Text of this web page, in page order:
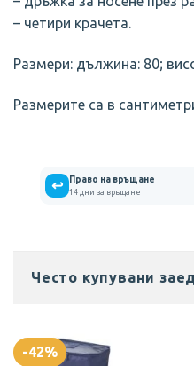
– четири крачета.
Размери: дължина: 80;
Размерите са в
↩ Право на връщане
14 дни за връщане
ТЕКСТИЛЕН ГОЛЯМ САК
Rating: 5/5
Супер беше
Често купувани
-42%